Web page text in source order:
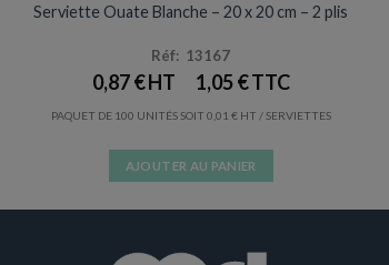
Serviette Ouate Blanche – 20 x 20 cm – 2 plis
Réf: 13167
0,87€ 1,05€
PAQUET DE 100 UNITÉS SOIT 0,01 € / SERVIETTES
AJOUTER AU PANIER